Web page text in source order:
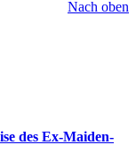
Nach oben
des Ex-Maiden-